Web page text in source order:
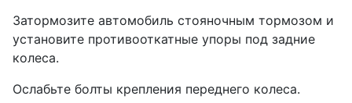
Затормозите автомобиль стояночным тормозом и
установите противооткатные упоры под задние
колеса.
Ослабьте болты крепления переднего колеса.